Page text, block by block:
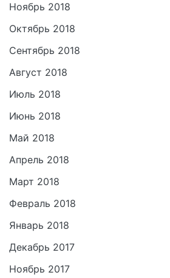
Ноябрь 2018
Октябрь 2018
Сентябрь 2018
Август 2018
Июль 2018
Июнь 2018
Май 2018
Апрель 2018
Март 2018
Февраль 2018
Январь 2018
Декабрь 2017
Ноябрь 2017